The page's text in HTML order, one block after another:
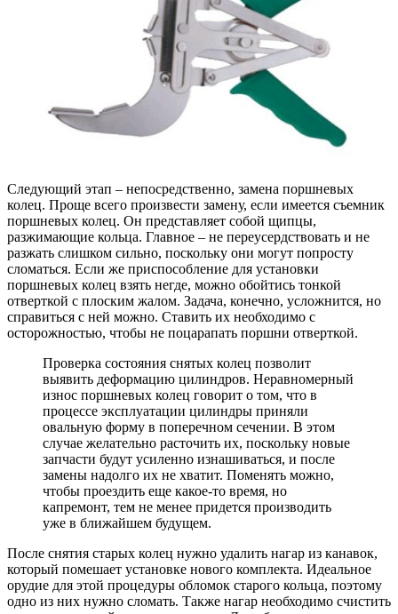
Следующий этап – непосредственно, замена поршневых
колец. Проще всего произвести замену, если имеется съемник
поршневых колец. Он представляет собой щипцы,
разжимающие кольца. Главное – не переусердствовать и не
разжать слишком сильно, поскольку они могут попросту
сломаться. Если же приспособление для установки
поршневых колец взять негде, можно обойтись тонкой
отверткой с плоским жалом. Задача, конечно, усложнится, но
справиться с ней можно. Ставить их необходимо с
осторожностью, чтобы не поцарапать поршни отверткой.
Проверка состояния снятых колец позволит
выявить деформацию цилиндров. Неравномерный
износ поршневых колец говорит о том, что в
процессе эксплуатации цилиндры приняли
овальную форму в поперечном сечении. В этом
случае желательно расточить их, поскольку новые
запчасти будут усиленно изнашиваться, и после
замены надолго их не хватит. Поменять можно,
чтобы проездить еще какое-то время, но
капремонт, тем не менее придется производить
уже в ближайшем будущем.
После снятия старых колец нужно удалить нагар из канавок,
который помешает установке нового комплекта. Идеальное
орудие для этой процедуры обломок старого кольца, поэтому
одно из них нужно сломать. Также нагар необходимо счистить